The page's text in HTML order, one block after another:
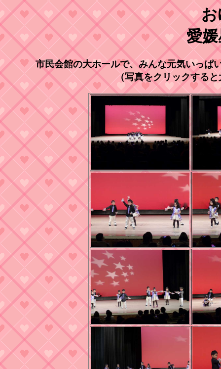
お
愛
市民会館の大ホールで、みんな元気いっぱ
（写真をクリックする